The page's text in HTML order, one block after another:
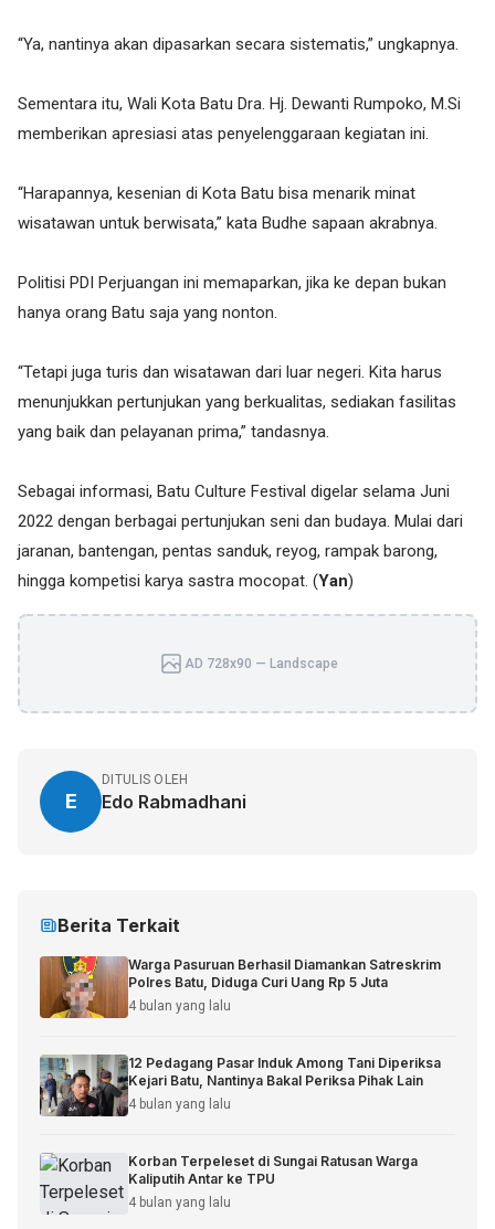
“Ya, nantinya akan dipasarkan secara sistematis,” ungkapnya.
Sementara itu, Wali Kota Batu Dra. Hj. Dewanti Rumpoko, M.Si
memberikan apresiasi atas penyelenggaraan kegiatan ini.
“Harapannya, kesenian di Kota Batu bisa menarik minat
wisatawan untuk berwisata,” kata Budhe sapaan akrabnya.
Politisi PDI Perjuangan ini memaparkan, jika ke depan bukan
hanya orang Batu saja yang nonton.
“Tetapi juga turis dan wisatawan dari luar negeri. Kita harus
menunjukkan pertunjukan yang berkualitas, sediakan fasilitas
yang baik dan pelayanan prima,” tandasnya.
Sebagai informasi, Batu Culture Festival digelar selama Juni
2022 dengan berbagai pertunjukan seni dan budaya. Mulai dari
jaranan, bantengan, pentas sanduk, reyog, rampak barong,
hingga kompetisi karya sastra mocopat. (Yan)
AD 728x90 — Landscape
E
DITULIS OLEH
Edo Rabmadhani
Berita Terkait
Warga Pasuruan Berhasil Diamankan Satreskrim
Polres Batu, Diduga Curi Uang Rp 5 Juta
4 bulan yang lalu
12 Pedagang Pasar Induk Among Tani Diperiksa
Kejari Batu, Nantinya Bakal Periksa Pihak Lain
4 bulan yang lalu
Korban Terpeleset di Sungai Ratusan Warga
Kaliputih Antar ke TPU
4 bulan yang lalu